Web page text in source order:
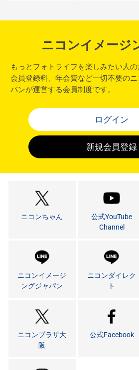
ニコンイメージ
もっとフォトライフを楽しみたい人の
会員登録料、年会費など一切不要の
パンが運営する会員制度です。
ログイン
新規会員登録
ニコンちゃん
公式YouTube
Channel
ニコンイメージ
ングジャパン
ニコンダイレク
ト
ニコンプラザ大
阪
公式Facebook